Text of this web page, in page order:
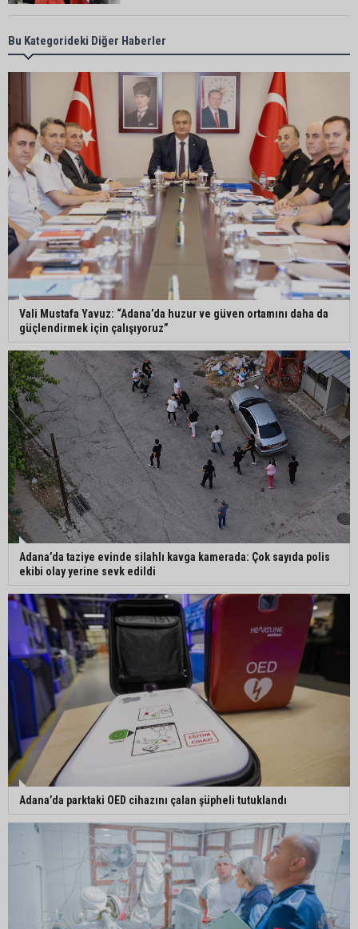
Adana’da taziye evinde silahlı kavga kamerada:
Çok sayıda polis ekibi olay yerine sevk edildi
Adana’da parktaki OED cihazını çalan şüpheli
tutuklandı
Seyhan’da fırın ve pastanelere hijyen denetimi
gerçekleştirildi
Eski polis memuru Ergün Karakaya’nın
öldürüldüğü silahlı kavganın görüntüleri ortaya
çıktı
İmamoğlu’nda hijyen ve etiket kontrolü
Mustafa Özkan: "Yüreğir Belediye Başkan
Vekilliği seçimine ilişkin hukuki süreç başlatıldı"
Bu Kategorideki Diğer Haberler
Vali Mustafa Yavuz: “Adana’da huzur ve güven ortamını daha da
güçlendirmek için çalışıyoruz”
Adana’da taziye evinde silahlı kavga kamerada: Çok sayıda polis
ekibi olay yerine sevk edildi
Adana’da parktaki OED cihazını çalan şüpheli tutuklandı